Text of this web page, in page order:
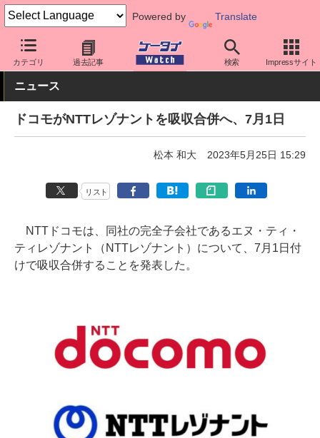
Powered by Translate
カテゴリ 過去記事 検索 Impressサイト
ケータイ Watch 業界動向 企業動向
ニュース
ドコモがNTTレゾナントを吸収合併へ、7月1日
松本 和大 2023年5月25日 15:29
リスト
NTTドコモは、同社の完全子会社であるエヌ・ティ・
ティレゾナント（NTTレゾナント）について、7月1日付
けで吸収合併することを発表した。